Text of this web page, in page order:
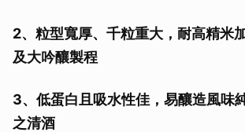
2、粒型寬厚、千粒重大，耐高精米
及大吟釀製程
3、低蛋白且吸水性佳，易釀造風味
之清酒